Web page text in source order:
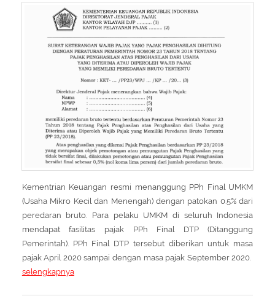
Kementrian Keuangan resmi menanggung PPh Final UMKM
(Usaha Mikro Kecil dan Menengah) dengan patokan 0.5% dari
peredaran bruto. Para pelaku UMKM di seluruh Indonesia
mendapat fasilitas pajak PPh Final DTP (Ditanggung
Pemerintah). PPh Final DTP tersebut diberikan untuk masa
pajak April 2020 sampai dengan masa pajak September 2020.
selengkapnya